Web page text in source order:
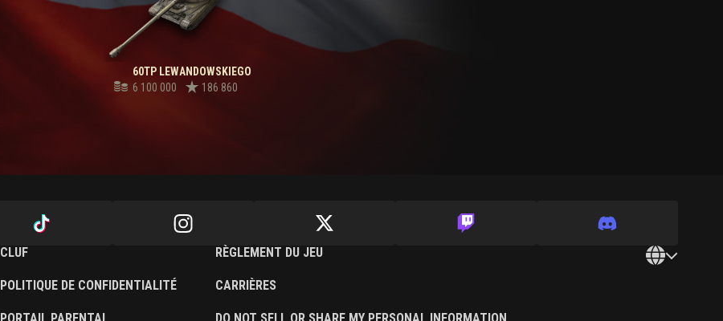
60TP LEWANDOWSKIEGO
6 100 000
186 860
CLUF
POLITIQUE DE CONFIDENTIALITÉ
RÈGLEMENT DU JEU
CARRIÈRES